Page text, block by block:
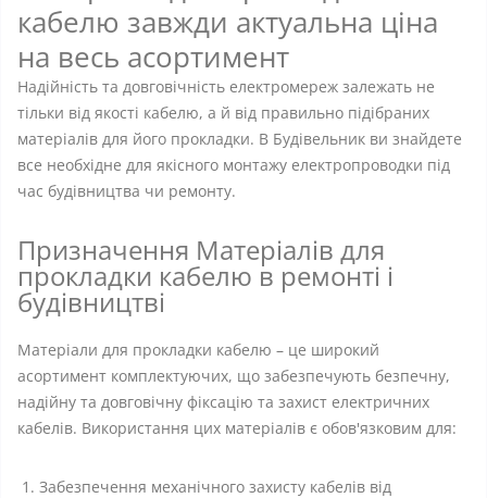
кабелю завжди актуальна ціна
на весь асортимент
Надійність та довговічність електромереж залежать не
тільки від якості кабелю, а й від правильно підібраних
матеріалів для його прокладки. В Будівельник ви знайдете
все необхідне для якісного монтажу електропроводки під
час будівництва чи ремонту.
Призначення Матеріалів для
прокладки кабелю в ремонті і
будівництві
Матеріали для прокладки кабелю – це широкий
асортимент комплектуючих, що забезпечують безпечну,
надійну та довговічну фіксацію та захист електричних
кабелів. Використання цих матеріалів є обов'язковим для:
Забезпечення механічного захисту кабелів від